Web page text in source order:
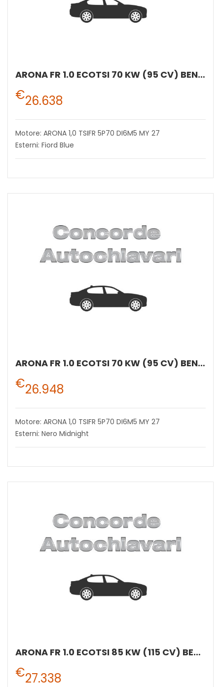
ARONA FR 1.0 ECOTSI 70 KW (95 CV) BENZINA MANUALE 5 MARCE 2WD
€26.638
Motore: ARONA 1,0 TSIFR 5P70 DI6M5 MY 27
Esterni: Fiord Blue
ARONA FR 1.0 ECOTSI 70 KW (95 CV) BENZINA MANUALE 5 MARCE 2WD
€26.948
Motore: ARONA 1,0 TSIFR 5P70 DI6M5 MY 27
Esterni: Nero Midnight
ARONA FR 1.0 ECOTSI 85 KW (115 CV) BENZINA MANUALE 6 MARCE 2WD
€27.338